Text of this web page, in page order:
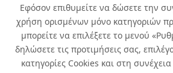
Εφόσον επιθυμείτε να δώσετε την
χρήση ορισμένων μόνο κατηγοριών
μπορείτε να επιλέξετε το μενού
δηλώσετε τις προτιμήσεις σας,
κατηγορίες Cookies και στη
Χρήσιμα
Όροι χρήσης & Ασφάλεια